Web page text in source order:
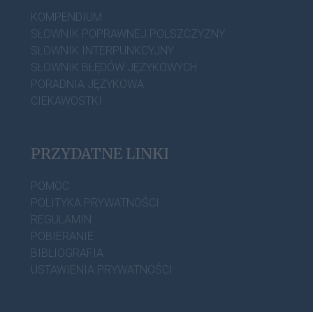
KOMPENDIUM
SŁOWNIK POPRAWNEJ POLSZCZYZNY
SŁOWNIK INTERPUNKCYJNY
SŁOWNIK BŁĘDÓW JĘZYKOWYCH
PORADNIA JĘZYKOWA
CIEKAWOSTKI
PRZYDATNE LINKI
POMOC
POLITYKA PRYWATNOŚCI
REGULAMIN
POBIERANIE
BIBLIOGRAFIA
USTAWIENIA PRYWATNOŚCI